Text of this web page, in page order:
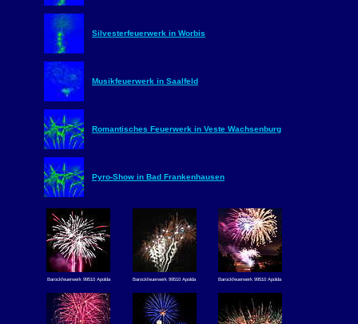
Silvesterfeuerwerk in Worbis
Musikfeuerwerk in Saalfeld
Romantisches Feuerwerk in Veste Wachsenburg
Pyro-Show in Bad Frankenhausen
Barockfeuerwerk 99510 Apolda Barockfeuerwerk 99510 Apolda Barockfeuerwerk 99510 Apolda